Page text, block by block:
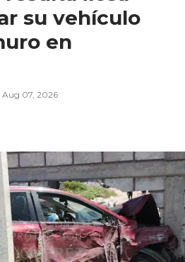
su vehículo
en
Aug 07, 2026